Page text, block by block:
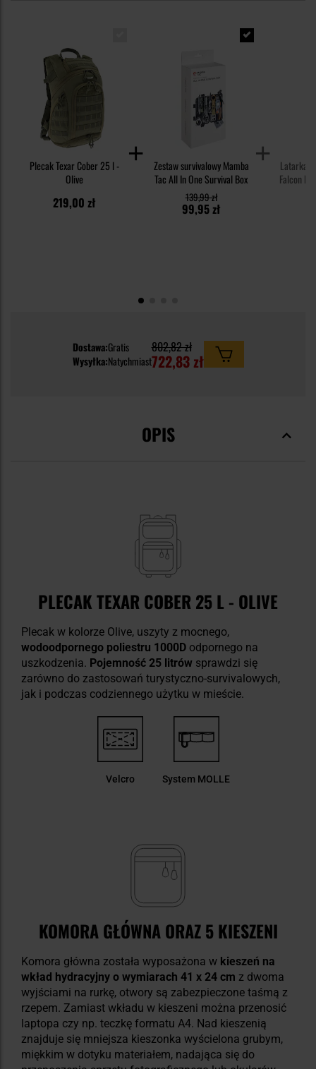
Plecak Texar Cober 25 l -
Olive
219,00 zł
Zestaw survivalowy Mamba
Tac All In One Survival Box
99,95 zł
139,99 zł
Latarka
Falcon
Dostawa:Gratis
Wysyłka:Natychmiast
802,82 zł
722,83 zł
OPIS
PLECAK TEXAR COBER 25 L - OLIVE
Plecak w kolorze Olive, uszyty z mocnego,
wodoodpornego poliestru 1000D odpornego na
uszkodzenia. Pojemność 25 litrów sprawdzi się
zarówno do zastosowań turystyczno-survivalowych,
jak i podczas codziennego użytku w mieście.
Velcro System MOLLE
KOMORA GŁÓWNA ORAZ 5 KIESZENI
Komora główna została wyposażona w kieszeń na
wkład hydracyjny o wymiarach 41 x 24 cm z dwoma
wyjściami na rurkę, otwory są zabezpieczone taśmą z
rzepem. Zamiast wkładu w kieszeni można przenosić
laptopa czy np. teczkę formatu A4. Nad kieszenią
znajduje się mniejsza kieszonka wyścielona grubym,
miękkim w dotyku materiałem, nadająca się do